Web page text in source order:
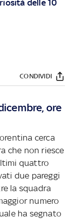
delle 10
CONDIVIDI
ore
cerca
che non riesce
quattro
due pareggi
la squadra
numero
ha segnato